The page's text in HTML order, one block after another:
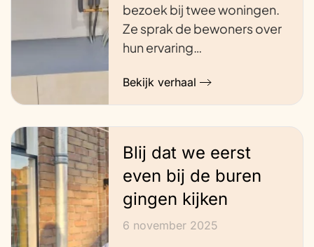
bezoek bij twee woningen.
Ze sprak de bewoners over
hun ervaring…
Bekijk verhaal
Blij dat we eerst
even bij de buren
gingen kijken
6 november 2025